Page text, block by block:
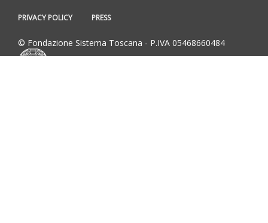
PRIVACY POLICY PRESS
© Fondazione Sistema Toscana - P.IVA 05468660484